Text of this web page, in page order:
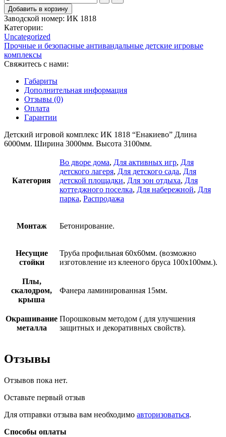
499,990₽.
товара
Детский
игровой
комплекс
ИК
1818
"Енакиево"
Добавить в корзину
Заводской номер: ИК 1818
Категории:
Uncategorized
Прочные и безопасные антивандальные детские игровые
комплексы
Свяжитесь с нами:
Габариты
Дополнительная информация
Отзывы (0)
Оплата
Гарантии
Детский игровой комплекс ИК 1818 “Енакиево” Длина
6000мм. Ширина 3000мм. Высота 3100мм.
Категория
Во дворе дома, Для активных игр, Для
детского лагеря, Для детского сада, Для
детской площадки, Для зон отдыха, Для
коттеджного поселка, Для набережной, Для
парка, Распродажа
Монтаж Бетонирование.
Несущие
стойки
Труба профильная 60х60мм. (возможно
изготовление из клееного бруса 100х100мм.).
Плы,
скалодром,
крыша
Фанера ламинированная 15мм.
Окрашивание
металла
Порошковым методом ( для улучшения
защитных и декоративных свойств).
Отзывы
Отзывов пока нет.
Оставьте первый отзыв
Для отправки отзыва вам необходимо авторизоваться.
Способы оплаты